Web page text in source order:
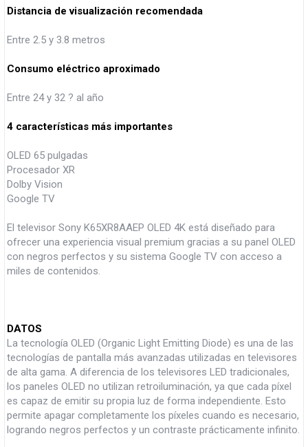
Distancia de visualización recomendada
Entre 2.5 y 3.8 metros
Consumo eléctrico aproximado
Entre 24 y 32 ? al año
4 características más importantes
OLED 65 pulgadas
Procesador XR
Dolby Vision
Google TV
El televisor Sony K65XR8AAEP OLED 4K está diseñado para
ofrecer una experiencia visual premium gracias a su panel OLED
con negros perfectos y su sistema Google TV con acceso a
miles de contenidos.
DATOS
La tecnología OLED (Organic Light Emitting Diode) es una de las
tecnologías de pantalla más avanzadas utilizadas en televisores
de alta gama. A diferencia de los televisores LED tradicionales,
los paneles OLED no utilizan retroiluminación, ya que cada píxel
es capaz de emitir su propia luz de forma independiente. Esto
permite apagar completamente los píxeles cuando es necesario,
logrando negros perfectos y un contraste prácticamente infinito.